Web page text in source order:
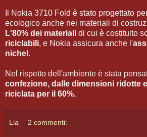
Il Nokia 3710 Fold è stato progettato
ecologico anche nei materiali di
L'80% dei materiali di cui è costituito
riciclabili, e Nokia assicura anche l'
nichel .
Nel rispetto dell'ambiente è stata
confezione, dalle dimensioni ridotte
riciclata per il 60%.
Lia 2 commenti: